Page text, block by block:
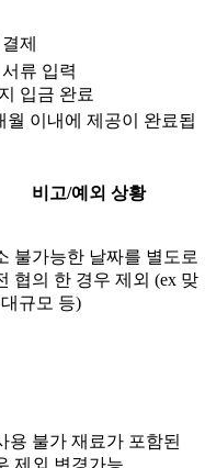
제
류 입력
입금 완료
이내에 제공이 완료됩
비고/예외 상황
불가능한 날짜를 별도로
협의 한 경우 제외 (ex 맞
규모 등)
용 불가 재료가 포함된
제외 변경가능